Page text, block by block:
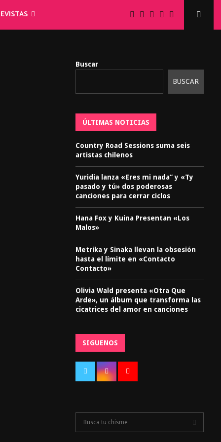
Buscar
BUSCAR
ÚLTIMAS NOTICIAS
Country Road Sessions suma seis
artistas chilenos
Yuridia lanza «Eres mi nada” y «Ty
pasado y tú» dos poderosas
canciones para cerrar ciclos
Hana Fox y Kuina Presentan «Los
Malos»
Metrika y Sinaka llevan la obsesión
hasta el límite en «Contacto
Contacto»
Olivia Wald presenta «Otra Que
Arde», un álbum que transforma las
cicatrices del amor en canciones
SIGUENOS